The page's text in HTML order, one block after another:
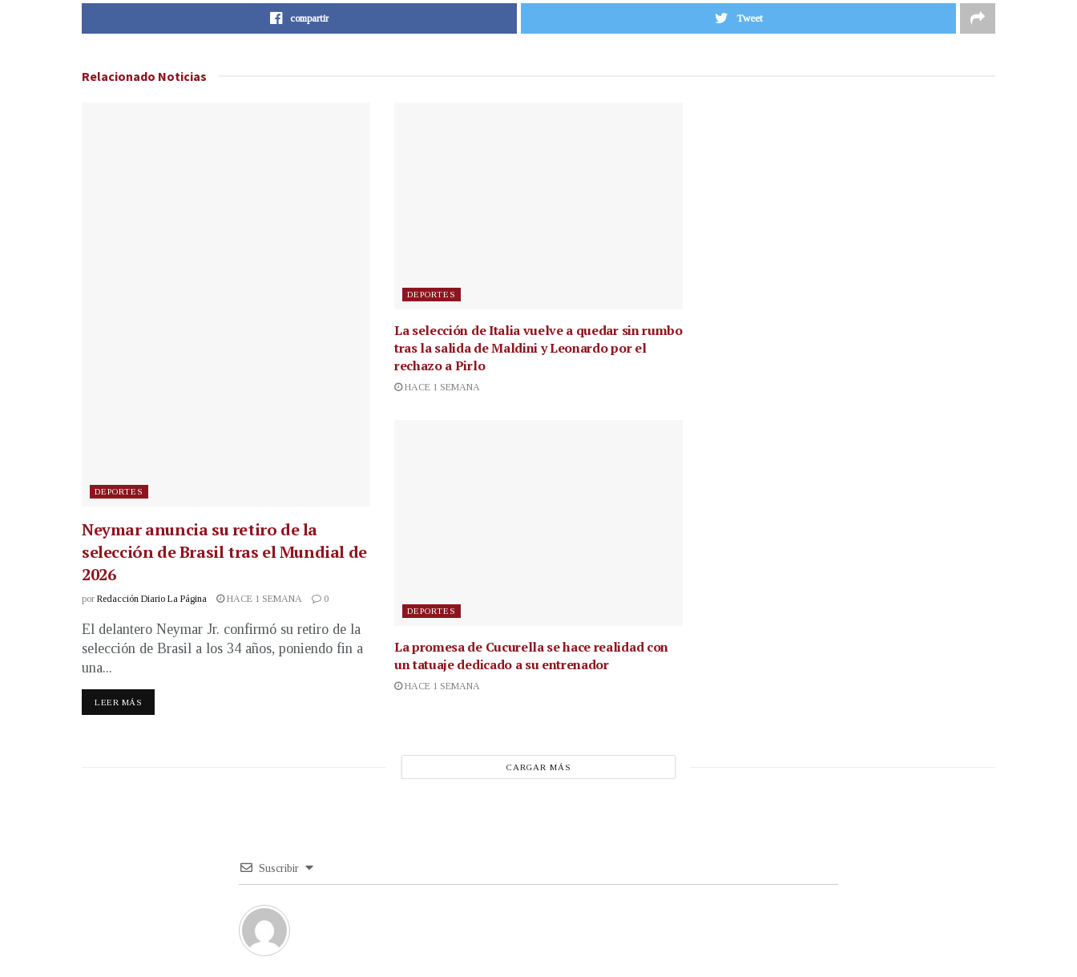
compartir Tweet
Relacionado Noticias
DEPORTES
Neymar anuncia su retiro de la
selección de Brasil tras el Mundial de
2026
por Redacción Diario La Página HACE 1 SEMANA 0
El delantero Neymar Jr. confirmó su retiro de la
selección de Brasil a los 34 años, poniendo fin a
una...
LEER MÁS
DEPORTES
La selección de Italia vuelve a quedar sin rumbo
tras la salida de Maldini y Leonardo por el
rechazo a Pirlo
HACE 1 SEMANA
DEPORTES
La promesa de Cucurella se hace realidad con
un tatuaje dedicado a su entrenador
HACE 1 SEMANA
CARGAR MÁS
Suscribir